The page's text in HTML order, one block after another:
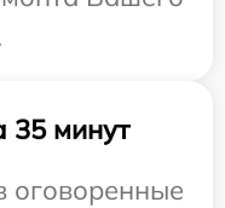
35 минут
оговоренные